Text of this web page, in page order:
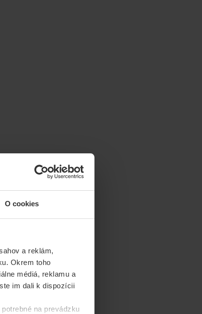
O cookies
a reklám,
Okrem toho
médiá, reklamu a
im dali k dispozícii
na prevádzku